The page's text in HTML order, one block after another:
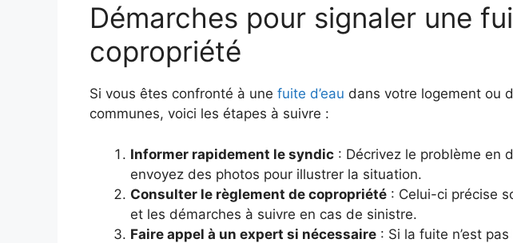
Démarches pour signaler une
copropriété
Si vous êtes confronté à une fuite d’eau dans votre logement ou
communes, voici les étapes à suivre :
Informer rapidement le syndic : Décrivez le problème en
envoyez des photos pour illustrer la situation.
Consulter le règlement de copropriété : Celui-ci précise
et les démarches à suivre en cas de sinistre.
Faire appel à un expert si nécessaire : Si la fuite n’est